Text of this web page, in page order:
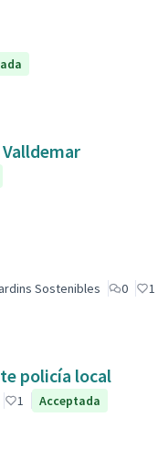
Sostenibles 0 1
policía local
1 Acceptada